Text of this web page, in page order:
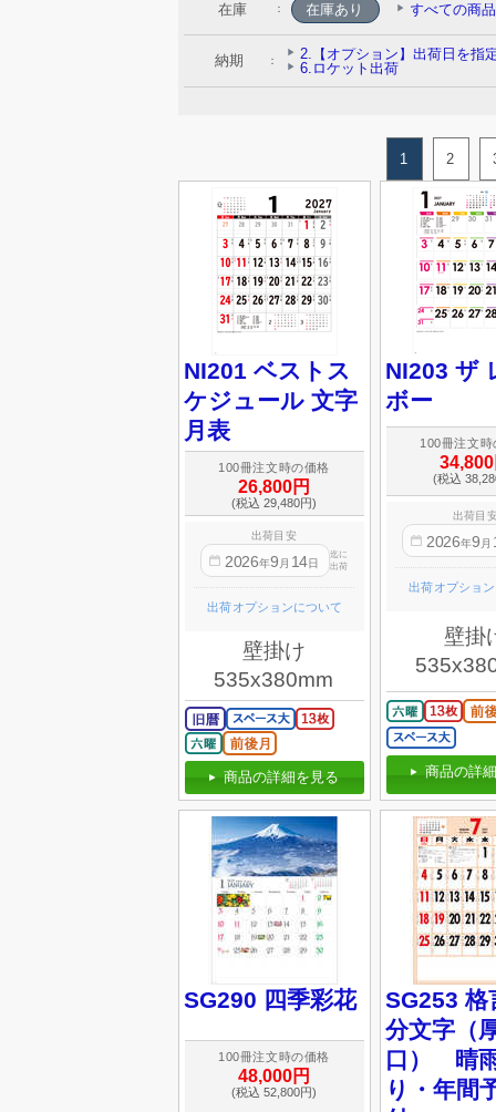
在庫 ：
納期 ：
1 2
NI201 ベストス
ケジュール 文字
月表
100冊注文時の価格
26,800円
(税込 29,480円)
出荷目安
2026年9 月 14日
迄に
出荷
出荷オプションについて
壁掛け
535x380mm
商品の詳細を見る
NI203 ザ
ボー
100冊注文時
(税込
出荷目
2026年9 月
出荷オプショ
壁掛
商品の詳
SG290 四季彩花
100冊注文時の価格
48,000円
(税込 52,800円)
SG253 格
分文字（
口） 晴
り・年間